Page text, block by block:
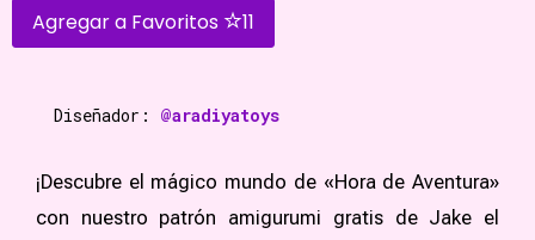
Agregar a Favoritos 11
Diseñador: @aradiyatoys
¡Descubre el mágico mundo de «Hora de Aventura»
con nuestro patrón amigurumi gratis de Jake el